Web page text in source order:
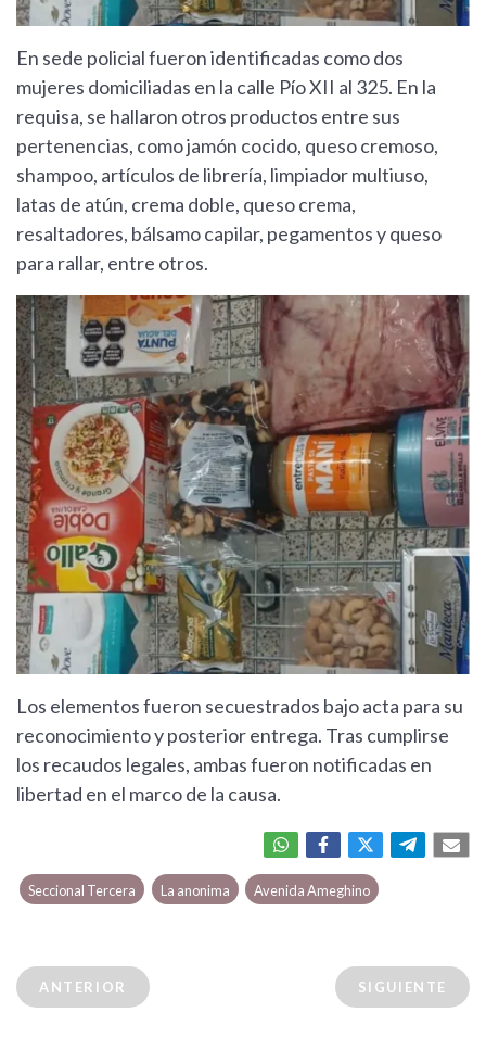
En sede policial fueron identificadas como dos
mujeres domiciliadas en la calle Pío XII al 325. En la
requisa, se hallaron otros productos entre sus
pertenencias, como jamón cocido, queso cremoso,
shampoo, artículos de librería, limpiador multiuso,
latas de atún, crema doble, queso crema,
resaltadores, bálsamo capilar, pegamentos y queso
para rallar, entre otros.
Los elementos fueron secuestrados bajo acta para su
reconocimiento y posterior entrega. Tras cumplirse
los recaudos legales, ambas fueron notificadas en
libertad en el marco de la causa.
Seccional Tercera La anonima Avenida Ameghino
ANTERIOR SIGUIENTE